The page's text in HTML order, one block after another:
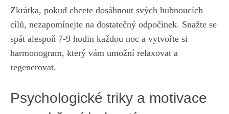
Zkrátka, pokud chcete dosáhnout ​svých hubnoucích
cílů, nezapomínejte na dostatečný odpočinek. ⁣Snažte ⁤se
spát alespoň ​7-9 hodin každou noc a vytvořte si
harmonogram, který‌ vám umožní ​relaxovat ⁤a
regenerovat.
Psychologické triky a motivace